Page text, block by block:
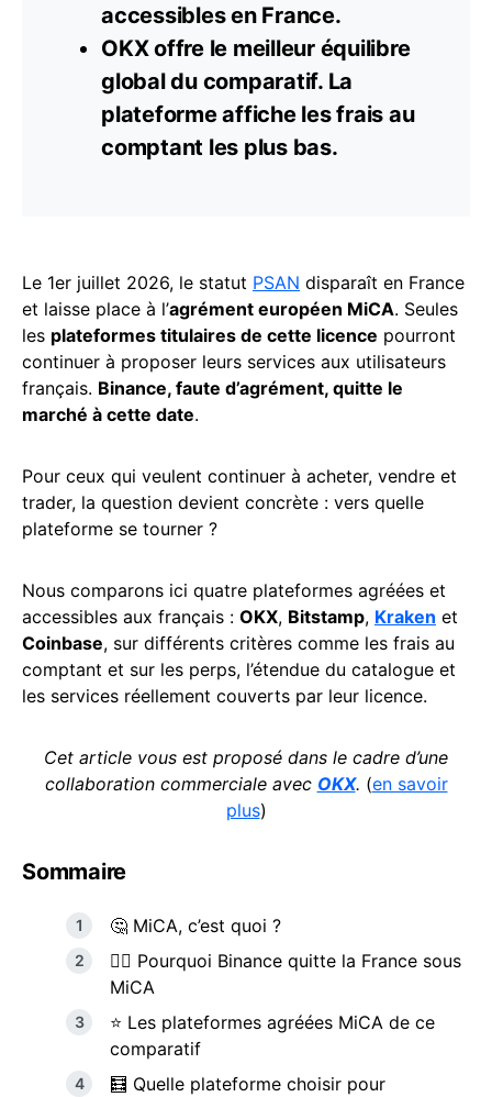
accessibles en France.
OKX offre le meilleur équilibre
global du comparatif. La
plateforme affiche les frais au
comptant les plus bas.
Le 1er juillet 2026, le statut PSAN disparaît en France
et laisse place à l’agrément européen MiCA. Seules
les plateformes titulaires de cette licence pourront
continuer à proposer leurs services aux utilisateurs
français. Binance, faute d’agrément, quitte le
marché à cette date.
Pour ceux qui veulent continuer à acheter, vendre et
trader, la question devient concrète : vers quelle
plateforme se tourner ?
Nous comparons ici quatre plateformes agréées et
accessibles aux français : OKX, Bitstamp, Kraken et
Coinbase, sur différents critères comme les frais au
comptant et sur les perps, l’étendue du catalogue et
les services réellement couverts par leur licence.
Cet article vous est proposé dans le cadre d’une
collaboration commerciale avec OKX. (en savoir
plus)
Sommaire
🤔 MiCA, c’est quoi ?
🚶‍♂️ Pourquoi Binance quitte la France sous
MiCA
⭐️ Les plateformes agréées MiCA de ce
comparatif
🧮 Quelle plateforme choisir pour